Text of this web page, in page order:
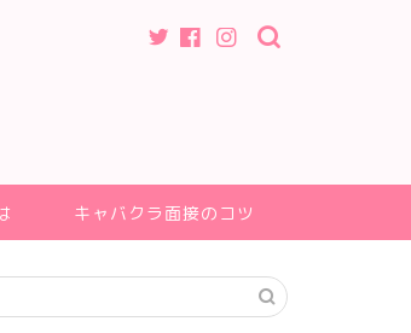
キャバクラ面接のコツ